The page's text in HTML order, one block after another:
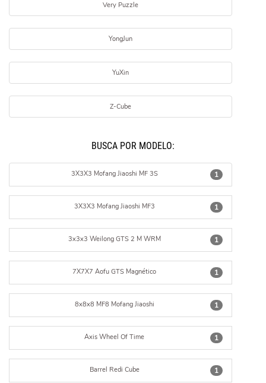
Very Puzzle
YongJun
YuXin
Z-Cube
BUSCÁ POR MODELO:
1
3X3X3 Mofang Jiaoshi MF 3S
1
3X3X3 Mofang Jiaoshi MF3
1
3x3x3 Weilong GTS 2 M WRM
1
7X7X7 Aofu GTS Magnético
1
8x8x8 MF8 Mofang Jiaoshi
1
Axis Wheel Of Time
1
Barrel Redi Cube